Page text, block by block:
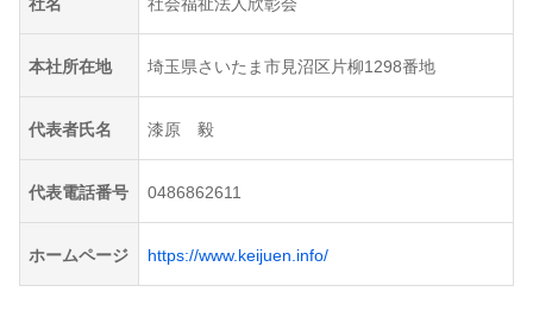
本社所在地 埼玉県さいたま市見沼区片柳1298番地
代表者氏名 漆原 毅
代表電話番号 0486862611
ホームページ https://www.keijuen.info/